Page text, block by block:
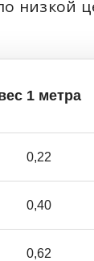
низкой
1 метра
0,22
0,40
0,62